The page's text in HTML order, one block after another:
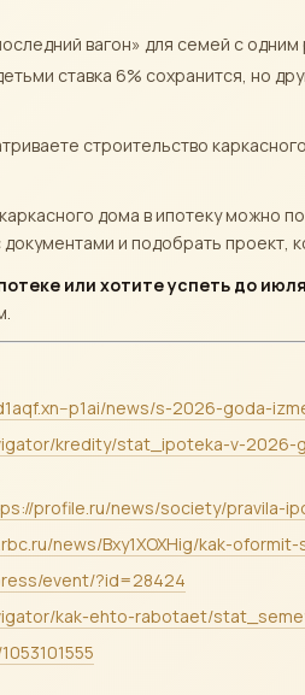
вагон» для семей с
ставка 6% сохранится, но
строительство
дома в ипотеку можно
и подобрать проект,
или хотите успеть до
p1ai/news/s-2026-goda-
kredity/stat_ipoteka-v-
profile.ru/news/society/pravila-
news/Bxy1XOXHig/kak-
event/?id=28424
kak-ehto-rabotaet/